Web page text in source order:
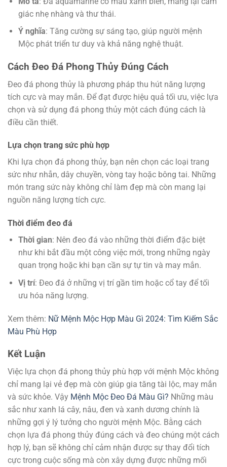
giác nhẹ nhàng và thư thái.
Ý nghĩa: Tăng cường sự sáng tạo, giúp người mệnh
Mộc phát triển tư duy và khả năng nghệ thuật.
Cách Đeo Đá Phong Thủy Đúng Cách
Đeo đá phong thủy là phương pháp thu hút năng lượng
tích cực và may mắn. Để đạt được hiệu quả tối ưu, việc lựa
chọn và sử dụng đá phong thủy một cách đúng cách là
điều cần thiết.
Lựa chọn trang sức phù hợp
Khi lựa chọn đá phong thủy, bạn nên chọn các loại trang
sức như nhẫn, dây chuyền, vòng tay hoặc bông tai. Những
món trang sức này không chỉ làm đẹp mà còn mang lại
nguồn năng lượng tích cực.
Thời điểm đeo đá
Thời gian: Nên đeo đá vào những thời điểm đặc biệt
như khi bắt đầu một công việc mới, trong những ngày
quan trọng hoặc khi bạn cần sự tự tin và may mắn.
Vị trí: Đeo đá ở những vị trí gần tim hoặc cổ tay để tối
ưu hóa năng lượng.
Xem thêm: Nữ Mệnh Mộc Hợp Màu Gì 2024: Tìm Kiếm Sắc
Màu Phù Hợp
Kết Luận
Việc lựa chọn đá phong thủy phù hợp với mệnh Mộc không
chỉ mang lại vẻ đẹp mà còn giúp gia tăng tài lộc, may mắn
và sức khỏe. Vậy Mệnh Mộc Đeo Đá Màu Gì? Những màu
sắc như xanh lá cây, nâu, đen và xanh dương chính là
những gợi ý lý tưởng cho người mệnh Mộc. Bằng cách
chọn lựa đá phong thủy đúng cách và đeo chúng một cách
hợp lý, bạn sẽ không chỉ cảm nhận được sự thay đổi tích
cực trong cuộc sống mà còn xây dựng được những mối